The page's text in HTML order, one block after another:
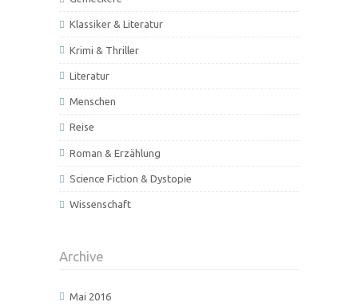
Klassiker & Literatur
Krimi & Thriller
Literatur
Menschen
Reise
Roman & Erzählung
Science Fiction & Dystopie
Wissenschaft
Archive
Mai 2016